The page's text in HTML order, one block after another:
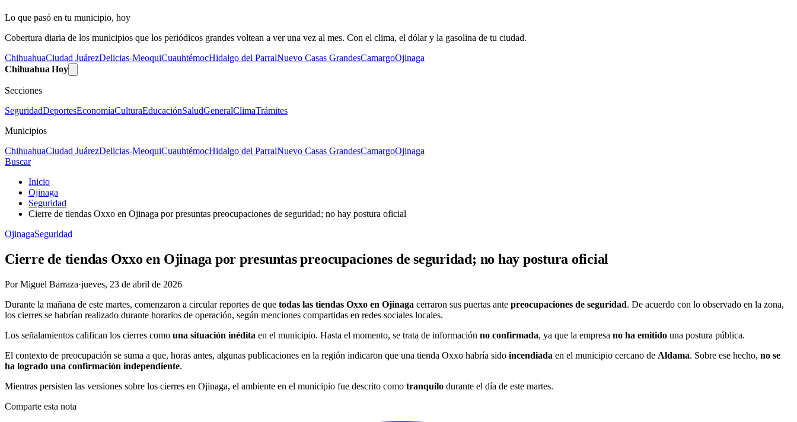
Lo que pasó en tu municipio, hoy
Cobertura diaria de los municipios que los periódicos grandes voltean a ver una vez al mes. Con el clima, el dólar y la gasolina de tu ciudad.
ChihuahuaCiudad JuárezDelicias-MeoquiCuauhtémocHidalgo del ParralNuevo Casas GrandesCamargoOjinaga
Chihuahua Hoy
Secciones
SeguridadDeportesEconomíaCulturaEducaciónSaludGeneralClimaTrámites
Municipios
ChihuahuaCiudad JuárezDelicias-MeoquiCuauhtémocHidalgo del ParralNuevo Casas GrandesCamargoOjinaga
Buscar
Inicio
Ojinaga
Seguridad
Cierre de tiendas Oxxo en Ojinaga por presuntas preocupaciones de seguridad; no hay postura oficial
OjinagaSeguridad
Cierre de tiendas Oxxo en Ojinaga por presuntas preocupaciones de seguridad; no hay postura oficial
PorMiguel Barraza·jueves, 23 de abril de 2026
Durante la mañana de este martes, comenzaron a circular reportes de que todas las tiendas Oxxo en Ojinaga cerraron sus puertas ante preocupaciones de seguridad. De acuerdo con lo observado en la zona,
los cierres se habrían realizado durante horarios de operación, según menciones compartidas en redes sociales locales.
Los señalamientos califican los cierres como una situación inédita en el municipio. Hasta el momento, se trata de información no confirmada, ya que la empresa no ha emitido una postura pública.
El contexto de preocupación se suma a que, horas antes, algunas publicaciones en la región indicaron que una tienda Oxxo habría sido incendiada en el municipio cercano de Aldama. Sobre ese hecho, no se
ha logrado una confirmación independiente.
Mientras persisten las versiones sobre los cierres en Ojinaga, el ambiente en el municipio fue descrito como tranquilo durante el día de este martes.
Comparte esta nota